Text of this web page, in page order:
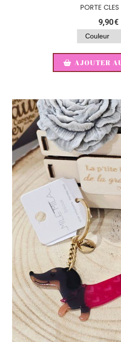
PORTE CLES
9,90€
AJOUTER